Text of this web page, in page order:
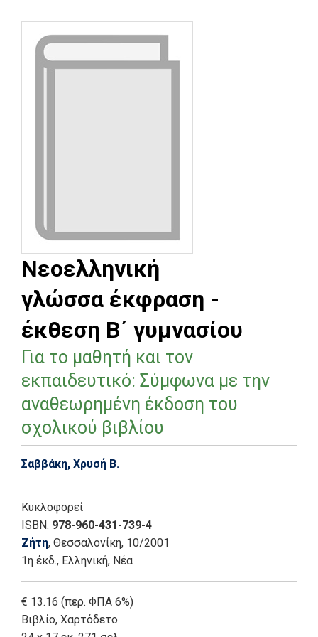
Νεοελληνική
γλώσσα έκφραση -
έκθεση Β΄ γυμνασίου
Για το μαθητή και τον
εκπαιδευτικό: Σύμφωνα με την
αναθεωρημένη έκδοση του
σχολικού βιβλίου
Σαββάκη, Χρυσή Β.
Κυκλοφορεί
ISBN: 978-960-431-739-4
Ζήτη, Θεσσαλονίκη, 10/2001
1η έκδ., Ελληνική, Νέα
€ 13.16 (περ. ΦΠΑ 6%)
Βιβλίο, Χαρτόδετο